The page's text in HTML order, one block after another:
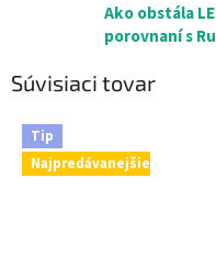
Ako obstála
porovnaní s
Súvisiaci tovar
Tip
Najpredávanejšie